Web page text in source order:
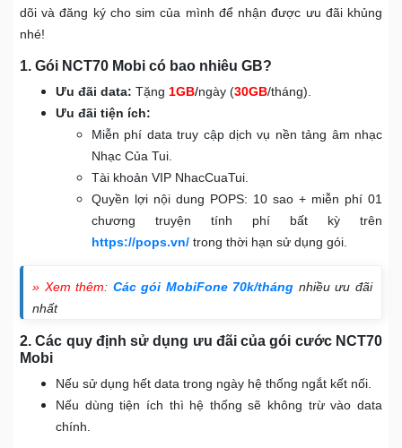
dõi và đăng ký cho sim của mình để nhận được ưu đãi khủng
nhé!
1. Gói NCT70 Mobi có bao nhiêu GB?
Ưu đãi data: Tặng 1GB/ngày (30GB/tháng).
Ưu đãi tiện ích:
Miễn phí data truy cập dịch vụ nền tảng âm nhạc
Nhạc Của Tui.
Tài khoản VIP NhacCuaTui.
Quyền lợi nội dung POPS: 10 sao + miễn phí 01
chương truyện tính phí bất kỳ trên
https://pops.vn/ trong thời hạn sử dụng gói.
» Xem thêm: Các gói MobiFone 70k/tháng nhiều ưu đãi
nhất
2. Các quy định sử dụng ưu đãi của gói cước NCT70
Mobi
Nếu sử dụng hết data trong ngày hệ thống ngắt kết nối.
Nếu dùng tiện ích thì hệ thống sẽ không trừ vào data
chính.